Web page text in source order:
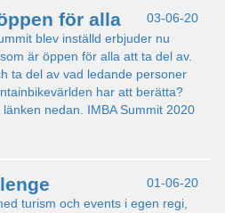
03-06-20
för alla
blev inställd erbjuder nu
är öppen för alla att ta del av.
ta del av vad ledande personer
har att berätta?
nedan. IMBA Summit 2020
01-06-20
turism och events i egen regi,